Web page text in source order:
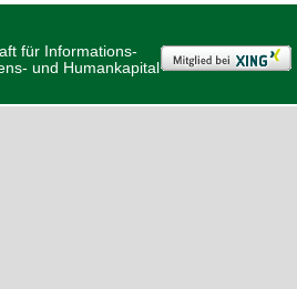
für Informations-
und Humankapital